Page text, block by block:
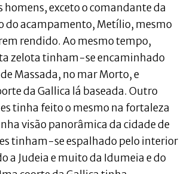
homens, exceto o comandante da
do acampamento, Metílio, mesmo
rendido. Ao mesmo tempo,
zelota tinham-se encaminhado
Massada, no mar Morto, e
da Gallica lá baseada. Outro
tinha feito o mesmo na fortaleza
visão panorâmica da cidade de
tinham-se espalhado pelo interior
a Judeia e muito da Idumeia e do